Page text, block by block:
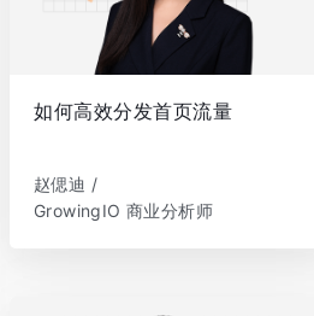
如何高效分发首页流量
赵偲迪 /
GrowingIO 商业分析师